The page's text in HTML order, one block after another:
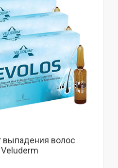
выпадения волос
Veluderm